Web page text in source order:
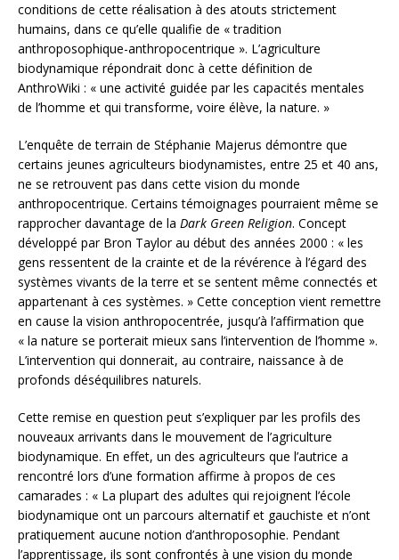
conditions de cette réalisation à des atouts strictement
humains, dans ce qu’elle qualifie de « tradition
anthroposophique-anthropocentrique ». L’agriculture
biodynamique répondrait donc à cette définition de
AnthroWiki : « une activité guidée par les capacités mentales
de l’homme et qui transforme, voire élève, la nature. »
L’enquête de terrain de Stéphanie Majerus démontre que
certains jeunes agriculteurs biodynamistes, entre 25 et 40 ans,
ne se retrouvent pas dans cette vision du monde
anthropocentrique. Certains témoignages pourraient même se
rapprocher davantage de la Dark Green Religion. Concept
développé par Bron Taylor au début des années 2000 : « les
gens ressentent de la crainte et de la révérence à l’égard des
systèmes vivants de la terre et se sentent même connectés et
appartenant à ces systèmes. » Cette conception vient remettre
en cause la vision anthropocentrée, jusqu’à l’affirmation que
« la nature se porterait mieux sans l’intervention de l’homme ».
L’intervention qui donnerait, au contraire, naissance à de
profonds déséquilibres naturels.
Cette remise en question peut s’expliquer par les profils des
nouveaux arrivants dans le mouvement de l’agriculture
biodynamique. En effet, un des agriculteurs que l’autrice a
rencontré lors d’une formation affirme à propos de ces
camarades : « La plupart des adultes qui rejoignent l’école
biodynamique ont un parcours alternatif et gauchiste et n’ont
pratiquement aucune notion d’anthroposophie. Pendant
l’apprentissage, ils sont confrontés à une vision du monde